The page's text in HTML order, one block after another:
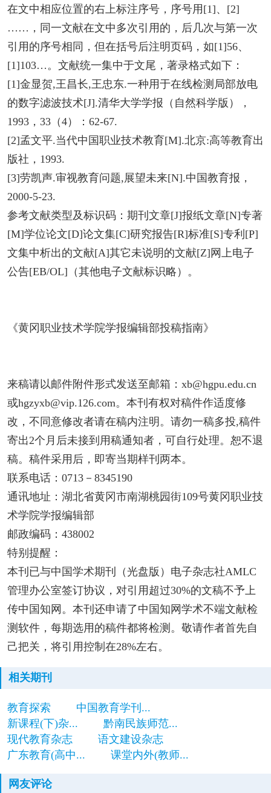
在文中相应位置的右上标注序号，序号用[1]、[2]
……，同一文献在文中多次引用的，后几次与第一次
引用的序号相同，但在括号后注明页码，如[1]56、
[1]103…。文献统一集中于文尾，著录格式如下：
[1]金显贺,王昌长,王忠东.一种用于在线检测局部放电
的数字滤波技术[J].清华大学学报（自然科学版），
1993，33（4）：62-67.
[2]孟文平.当代中国职业技术教育[M].北京:高等教育出
版社，1993.
[3]劳凯声.审视教育问题,展望未来[N].中国教育报，
2000-5-23.
参考文献类型及标识码：期刊文章[J]报纸文章[N]专著
[M]学位论文[D]论文集[C]研究报告[R]标准[S]专利[P]
文集中析出的文献[A]其它未说明的文献[Z]网上电子
公告[EB/OL]（其他电子文献标识略）。
《黄冈职业技术学院学报编辑部投稿指南》
来稿请以邮件附件形式发送至邮箱：xb@hgpu.edu.cn
或hgzyxb@vip.126.com。本刊有权对稿件作适度修
改，不同意修改者请在稿内注明。请勿一稿多投,稿件
寄出2个月后未接到用稿通知者，可自行处理。恕不退
稿。稿件采用后，即寄当期样刊两本。
联系电话：0713－8345190
通讯地址：湖北省黄冈市南湖桃园街109号黄冈职业技
术学院学报编辑部
邮政编码：438002
特别提醒：
本刊已与中国学术期刊（光盘版）电子杂志社AMLC
管理办公室签订协议，对引用超过30%的文稿不予上
传中国知网。本刊还申请了中国知网学术不端文献检
测软件，每期选用的稿件都将检测。敬请作者首先自
己把关，将引用控制在28%左右。
相关期刊
教育探索
中国教育学刊...
新课程(下)杂...
黔南民族师范...
现代教育杂志
语文建设杂志
广东教育(高中...
课堂内外(教师...
网友评论